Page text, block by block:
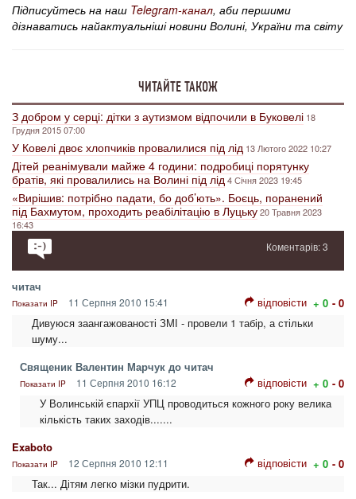
Підписуйтесь на наш Telegram-канал, аби першими
дізнаватись найактуальніші новини Волині, України та світу
ЧИТАЙТЕ ТАКОЖ
З добром у серці: дітки з аутизмом відпочили в Буковелі 18
Грудня 2015 07:00
У Ковелі двоє хлопчиків провалилися під лід 13 Лютого 2022 10:27
Дітей реанімували майже 4 години: подробиці порятунку
братів, які провалились на Волині під лід4 Січня 2023 19:45
«Вирішив: потрібно падати, бо доб’ють». Боєць, поранений
під Бахмутом, проходить реабілітацію в Луцьку20 Травня 2023
16:43
Коментарів: 3
читач
Показати IP 11 Серпня 2010 15:41 відповісти + 0 - 0
Дивуюся заангажованості ЗМІ - провели 1 табір, а стільки
шуму...
Священик Валентин Марчук до читач
Показати IP 11 Серпня 2010 16:12 відповісти + 0 - 0
У Волинській єпархії УПЦ проводиться кожного року велика
кількість таких заходів.......
Exaboto
Показати IP 12 Серпня 2010 12:11 відповісти + 0 - 0
Так... Дітям легко мізки пудрити.